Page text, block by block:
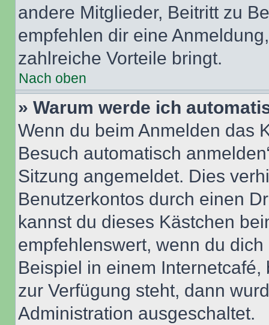
andere Mitglieder, Beitritt zu
empfehlen dir eine
zahlreiche Vorteile bringt.
Nach oben
» Warum werde ich
Wenn du beim Anmelden das
Besuch automatisch
Sitzung angemeldet. Dies
Benutzerkontos durch einen
kannst du dieses Kästchen
empfehlenswert, wenn du
Beispiel in einem
zur Verfügung steht, dann
Administration ausgeschaltet.